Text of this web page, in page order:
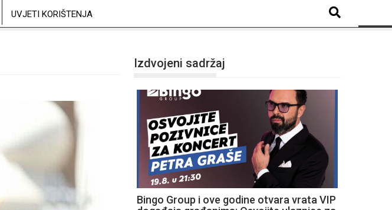
UVJETI KORIŠTENJA
Izdvojeni sadržaj
Bingo Group i ove godine otvara vrata VIP